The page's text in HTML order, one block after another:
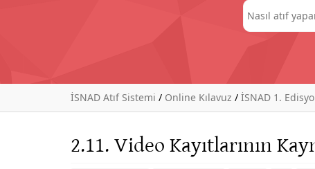
İSNAD Atıf Sistemi / Online Kılavuz / İSNAD 1.
2.11. Video Kayıtlarının